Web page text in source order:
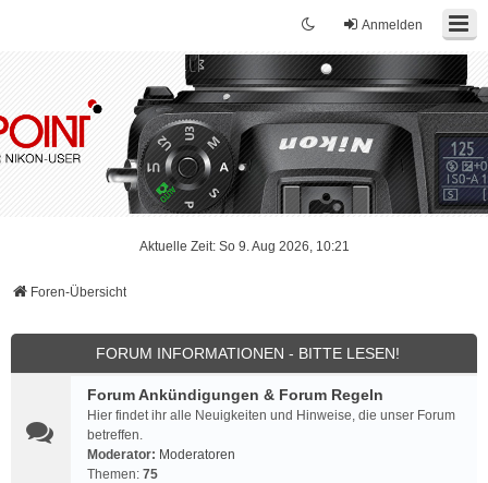
Anmelden
Aktuelle Zeit: So 9. Aug 2026, 10:21
Foren-Übersicht
FORUM INFORMATIONEN - BITTE LESEN!
Forum Ankündigungen & Forum Regeln
Hier findet ihr alle Neuigkeiten und Hinweise, die unser Forum
betreffen.
Moderator: Moderatoren
Themen: 75